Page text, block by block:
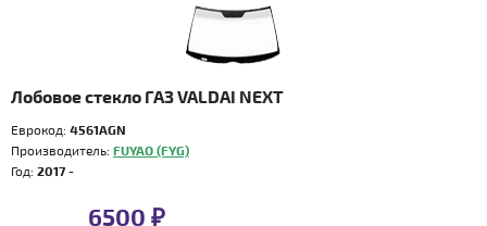
Лобовое стекло ГАЗ VALDAI NEXT
Еврокод: 4561AGN
Производитель: FUYAO (FYG)
Год: 2017 -
6500 ₽